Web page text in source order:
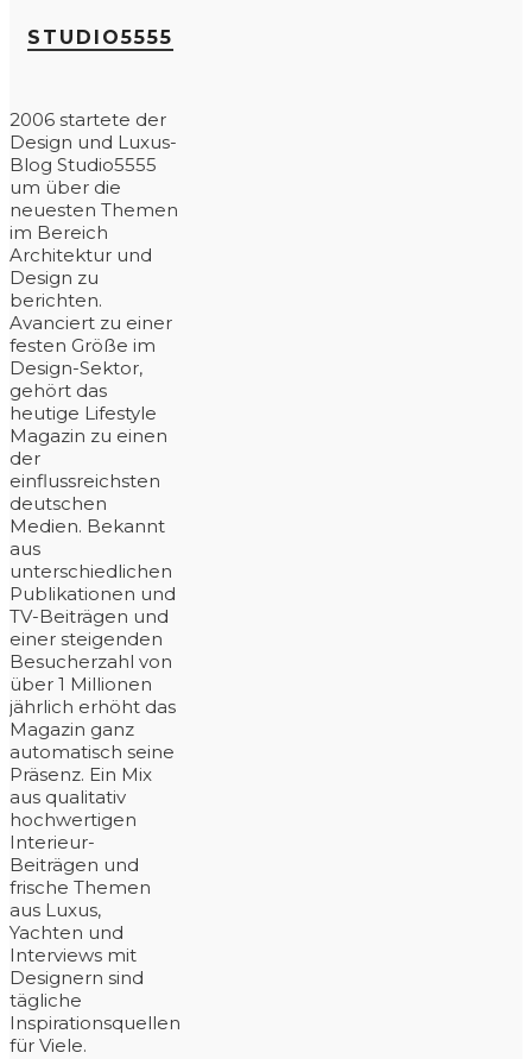
STUDIO5555
2006 startete der
Design und Luxus-
Blog Studio5555
um über die
neuesten Themen
im Bereich
Architektur und
Design zu
berichten.
Avanciert zu einer
festen Größe im
Design-Sektor,
gehört das
heutige Lifestyle
Magazin zu einen
der
einflussreichsten
deutschen
Medien. Bekannt
aus
unterschiedlichen
Publikationen und
TV-Beiträgen und
einer steigenden
Besucherzahl von
über 1 Millionen
jährlich erhöht das
Magazin ganz
automatisch seine
Präsenz. Ein Mix
aus qualitativ
hochwertigen
Interieur-
Beiträgen und
frische Themen
aus Luxus,
Yachten und
Interviews mit
Designern sind
tägliche
Inspirationsquellen
für Viele.